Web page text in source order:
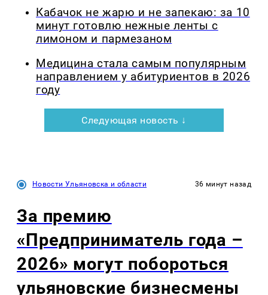
Кабачок не жарю и не запекаю: за 10
минут готовлю нежные ленты с
лимоном и пармезаном
Медицина стала самым популярным
направлением у абитуриентов в 2026
году
Следующая новость ↓
Новости Ульяновска и области 36 минут назад
За премию
«Предприниматель года –
2026» могут побороться
ульяновские бизнесмены